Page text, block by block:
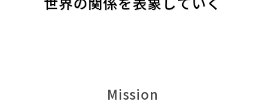
Mission